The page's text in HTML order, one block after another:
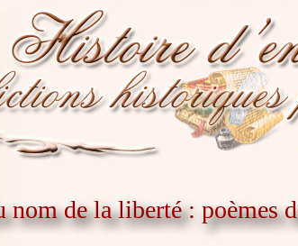
nom de la liberté : poèmes